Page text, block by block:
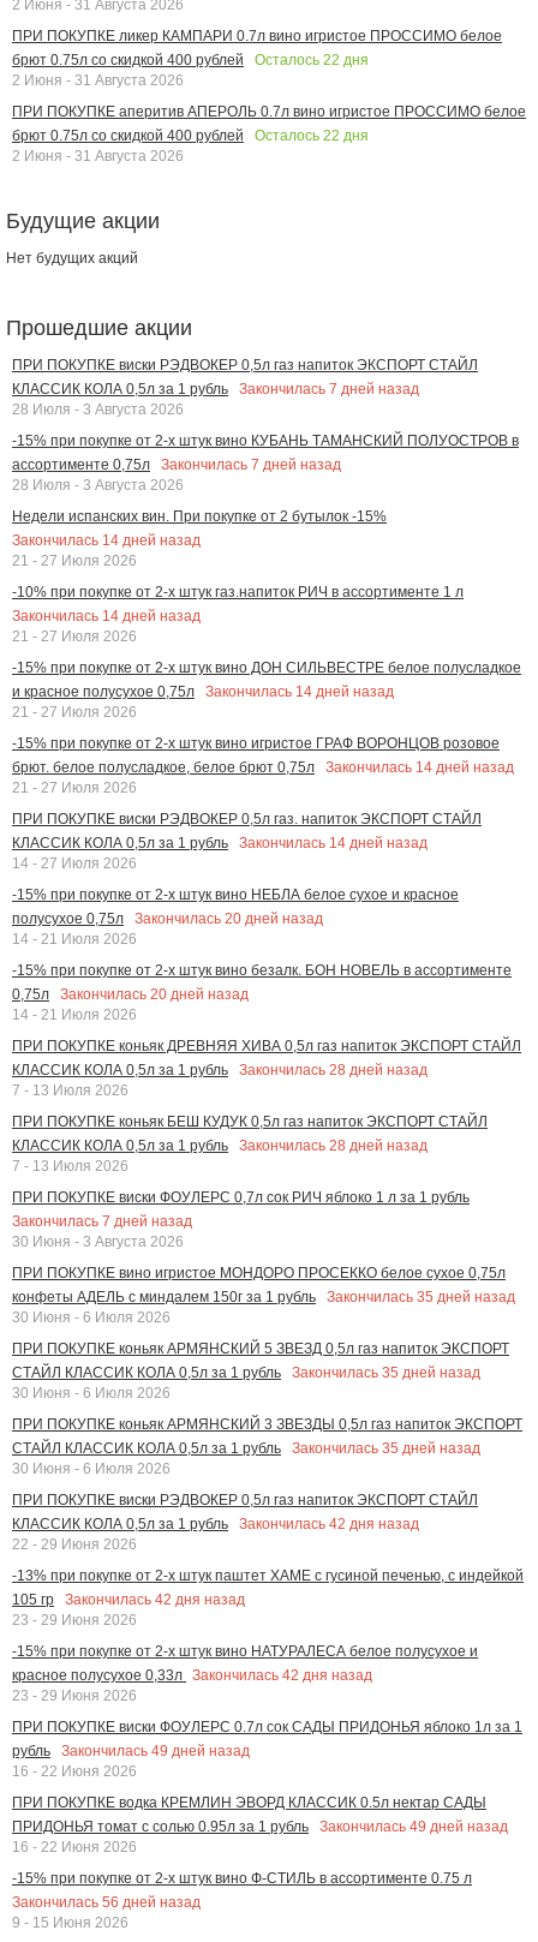
2 Июня - 31 Августа 2026
ПРИ ПОКУПКЕ ликер КАМПАРИ 0.7л вино игристое ПРОССИМО белое
брют 0.75л со скидкой 400 рублей
Осталось 22 дня
2 Июня - 31 Августа 2026
ПРИ ПОКУПКЕ аперитив АПЕРОЛЬ 0.7л вино игристое ПРОССИМО белое
брют 0.75л со скидкой 400 рублей
Осталось 22 дня
2 Июня - 31 Августа 2026
Будущие акции
Нет будущих акций
Прошедшие акции
ПРИ ПОКУПКЕ виски РЭДВОКЕР 0,5л газ напиток ЭКСПОРТ СТАЙЛ
КЛАССИК КОЛА 0,5л за 1 рубль
Закончилась 7 дней назад
28 Июля - 3 Августа 2026
-15% при покупке от 2-х штук вино КУБАНЬ ТАМАНСКИЙ ПОЛУОСТРОВ в
ассортименте 0,75л
Закончилась 7 дней назад
28 Июля - 3 Августа 2026
Недели испанских вин. При покупке от 2 бутылок -15%
Закончилась 14 дней назад
21 - 27 Июля 2026
-10% при покупке от 2-х штук газ.напиток РИЧ в ассортименте 1 л
Закончилась 14 дней назад
21 - 27 Июля 2026
-15% при покупке от 2-х штук вино ДОН СИЛЬВЕСТРЕ белое полусладкое
и красное полусухое 0,75л
Закончилась 14 дней назад
21 - 27 Июля 2026
-15% при покупке от 2-х штук вино игристое ГРАФ ВОРОНЦОВ розовое
брют. белое полусладкое, белое брют 0,75л
Закончилась 14 дней назад
21 - 27 Июля 2026
ПРИ ПОКУПКЕ виски РЭДВОКЕР 0,5л газ. напиток ЭКСПОРТ СТАЙЛ
КЛАССИК КОЛА 0,5л за 1 рубль
Закончилась 14 дней назад
14 - 27 Июля 2026
-15% при покупке от 2-х штук вино НЕБЛА белое сухое и красное
полусухое 0,75л
Закончилась 20 дней назад
14 - 21 Июля 2026
-15% при покупке от 2-х штук вино безалк. БОН НОВЕЛЬ в ассортименте
0,75л
Закончилась 20 дней назад
14 - 21 Июля 2026
ПРИ ПОКУПКЕ коньяк ДРЕВНЯЯ ХИВА 0,5л газ напиток ЭКСПОРТ СТАЙЛ
КЛАССИК КОЛА 0,5л за 1 рубль
Закончилась 28 дней назад
7 - 13 Июля 2026
ПРИ ПОКУПКЕ коньяк БЕШ КУДУК 0,5л газ напиток ЭКСПОРТ СТАЙЛ
КЛАССИК КОЛА 0,5л за 1 рубль
Закончилась 28 дней назад
7 - 13 Июля 2026
ПРИ ПОКУПКЕ виски ФОУЛЕРС 0,7л сок РИЧ яблоко 1 л за 1 рубль
Закончилась 7 дней назад
30 Июня - 3 Августа 2026
ПРИ ПОКУПКЕ вино игристое МОНДОРО ПРОСЕККО белое сухое 0,75л
конфеты АДЕЛЬ с миндалем 150г за 1 рубль
Закончилась 35 дней назад
30 Июня - 6 Июля 2026
ПРИ ПОКУПКЕ коньяк АРМЯНСКИЙ 5 ЗВЕЗД 0,5л газ напиток ЭКСПОРТ
СТАЙЛ КЛАССИК КОЛА 0,5л за 1 рубль
Закончилась 35 дней назад
30 Июня - 6 Июля 2026
ПРИ ПОКУПКЕ коньяк АРМЯНСКИЙ 3 ЗВЕЗДЫ 0,5л газ напиток ЭКСПОРТ
СТАЙЛ КЛАССИК КОЛА 0,5л за 1 рубль
Закончилась 35 дней назад
30 Июня - 6 Июля 2026
ПРИ ПОКУПКЕ виски РЭДВОКЕР 0,5л газ напиток ЭКСПОРТ СТАЙЛ
КЛАССИК КОЛА 0,5л за 1 рубль
Закончилась 42 дня назад
22 - 29 Июня 2026
-13% при покупке от 2-х штук паштет ХАМЕ с гусиной печенью, с индейкой
105 гр
Закончилась 42 дня назад
23 - 29 Июня 2026
-15% при покупке от 2-х штук вино НАТУРАЛЕСА белое полусухое и
красное полусухое 0,33л Закончилась 42 дня назад
23 - 29 Июня 2026
ПРИ ПОКУПКЕ виски ФОУЛЕРС 0.7л сок САДЫ ПРИДОНЬЯ яблоко 1л за 1
рубль
Закончилась 49 дней назад
16 - 22 Июня 2026
ПРИ ПОКУПКЕ водка КРЕМЛИН ЭВОРД КЛАССИК 0.5л нектар САДЫ
ПРИДОНЬЯ томат с солью 0.95л за 1 рубль
Закончилась 49 дней назад
16 - 22 Июня 2026
-15% при покупке от 2-х штук вино Ф-СТИЛЬ в ассортименте 0.75 л
Закончилась 56 дней назад
9 - 15 Июня 2026